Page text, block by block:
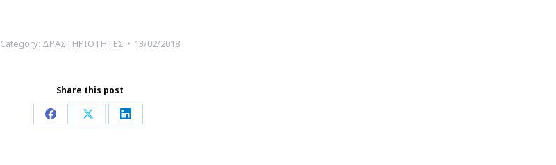
Category: ΔΡΑΣΤΗΡΙΟΤΗΤΕΣ 13/02/2018
Share this post
Share Share Share